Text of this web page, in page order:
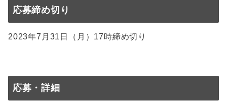
応募締め切り
2023年7月31日（月）17時締め切り
応募・詳細